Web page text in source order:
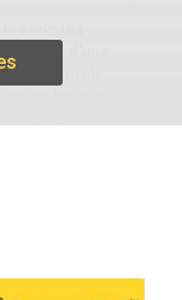
d'une
de profil